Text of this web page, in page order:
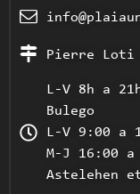
Pierre Loti
L-V 8h a
Bulego
L-V 9:00 a
M-J 16:00 a
Astelehen